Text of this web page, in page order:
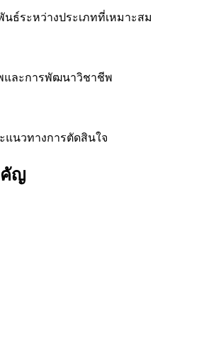
ธ์ระหว่างประเภทที่เหมาะสม
และการพัฒนาวิชาชีพ
แนวทางการตัดสินใจ
คัญ